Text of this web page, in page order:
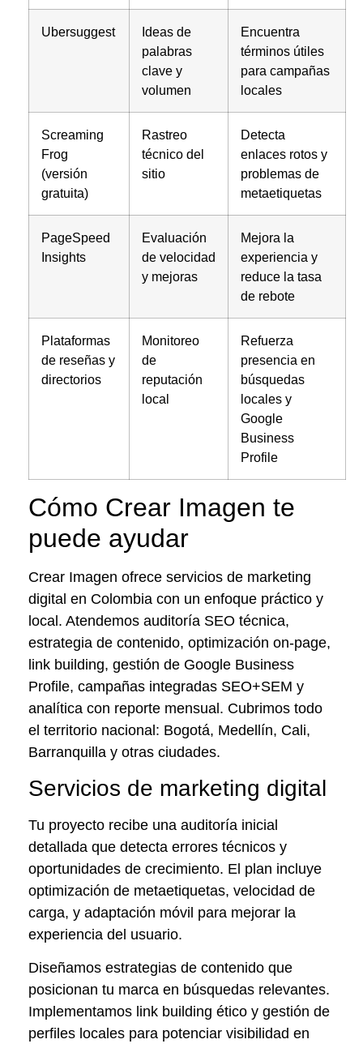
Ubersuggest
Ideas de
palabras
clave y
volumen
Encuentra
términos útiles
para campañas
locales
Screaming
Frog
(versión
gratuita)
Rastreo
técnico del
sitio
Detecta
enlaces rotos y
problemas de
metaetiquetas
PageSpeed
Insights
Evaluación
de velocidad
y mejoras
Mejora la
experiencia y
reduce la tasa
de rebote
Plataformas
de reseñas y
directorios
Monitoreo
de
reputación
local
Refuerza
presencia en
búsquedas
locales y
Google
Business
Profile
Cómo Crear Imagen te
puede ayudar
Crear Imagen ofrece servicios de marketing
digital en Colombia con un enfoque práctico y
local. Atendemos auditoría SEO técnica,
estrategia de contenido, optimización on-page,
link building, gestión de Google Business
Profile, campañas integradas SEO+SEM y
analítica con reporte mensual. Cubrimos todo
el territorio nacional: Bogotá, Medellín, Cali,
Barranquilla y otras ciudades.
Servicios de marketing digital
Tu proyecto recibe una auditoría inicial
detallada que detecta errores técnicos y
oportunidades de crecimiento. El plan incluye
optimización de metaetiquetas, velocidad de
carga, y adaptación móvil para mejorar la
experiencia del usuario.
Diseñamos estrategias de contenido que
posicionan tu marca en búsquedas relevantes.
Implementamos link building ético y gestión de
perfiles locales para potenciar visibilidad en